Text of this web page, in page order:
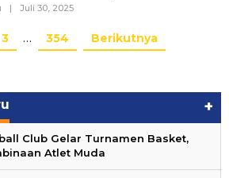
| Juli 30, 2025
3 … 354 Berikutnya
+
Club Gelar Turnamen Basket,
Atlet Muda